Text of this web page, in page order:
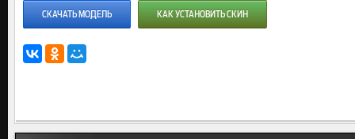
СКАЧАТЬ МОДЕЛЬ КАК УСТАНОВИТЬ СКИН